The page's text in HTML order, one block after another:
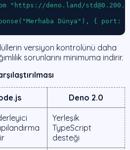
"https://deno.land/
Dünya"), { port:
versiyon kontrolünü daha
sorunlarını minimuma indirir.
Deno 2.0
Yerleşik
TypeScript
desteği